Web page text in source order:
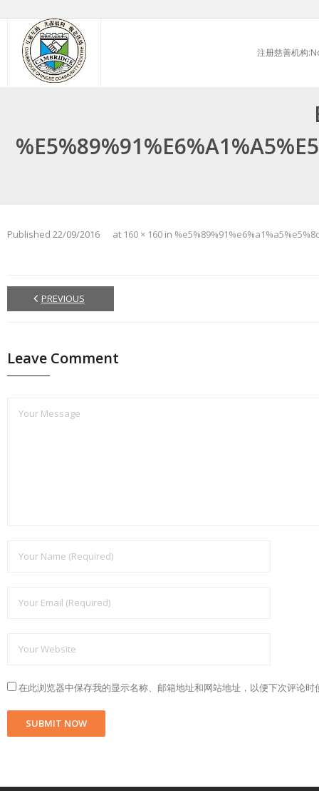
content
注册慈善机构
Published 22/09/2016 at 160 × 160 in
PREVIOUS
Leave Comment
在此浏览器中保存我的显示名称、邮箱地址和网站地址，以便下次评论时